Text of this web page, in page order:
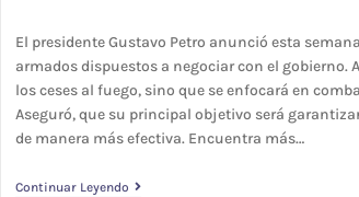
El presidente Gustavo Petro anunció esta
armados dispuestos a negociar con el gobierno.
los ceses al fuego, sino que se enfocará en
Aseguró, que su principal objetivo será
de manera más efectiva. Encuentra más…
Continuar Leyendo